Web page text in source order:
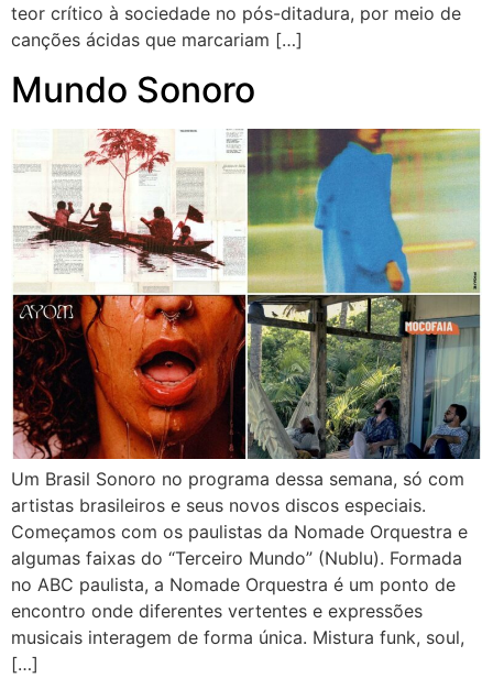
teor crítico à sociedade no pós-ditadura, por meio de
canções ácidas que marcariam […]
Mundo Sonoro
Um Brasil Sonoro no programa dessa semana, só com
artistas brasileiros e seus novos discos especiais.
Começamos com os paulistas da Nomade Orquestra e
algumas faixas do “Terceiro Mundo” (Nublu). Formada
no ABC paulista, a Nomade Orquestra é um ponto de
encontro onde diferentes vertentes e expressões
musicais interagem de forma única. Mistura funk, soul,
[…]